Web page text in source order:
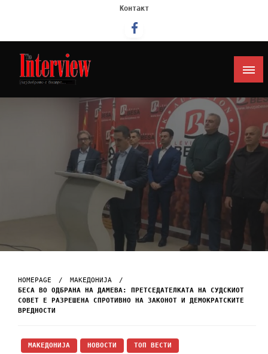
Контакт
Интервју
HOMEPAGE
МАКЕДОНИЈА
БЕСА ВО ОДБРАНА НА ДАМЕВА: ПРЕТСЕДАТЕЛКАТА НА СУДСКИОТ
СОВЕТ Е РАЗРЕШЕНА СПРОТИВНО НА ЗАКОНОТ И ДЕМОКРАТСКИТЕ
ВРЕДНОСТИ
МАКЕДОНИЈА НОВОСТИ ТОП ВЕСТИ